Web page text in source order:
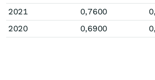
2021
0,7600
2020
0,6900